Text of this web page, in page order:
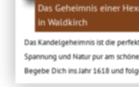
Das Geheimnis einer
in Waldkirch
Das Kandelgeheimnis ist die
Spannung und Natur pur am
Begebe Dich ins Jahr 1618 und